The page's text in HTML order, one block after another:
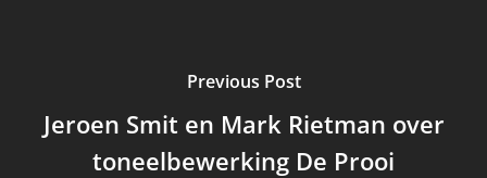
Previous Post
Jeroen Smit en Mark Rietman over
toneelbewerking De Prooi